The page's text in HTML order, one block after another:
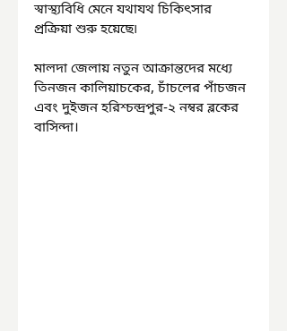
স্বাস্থ্যবিধি মেনে যথাযথ চিকিৎসার
প্রক্রিয়া শুরু হয়েছে৷
মালদা জেলায় নতুন আক্রান্তদের মধ্যে
তিনজন কালিয়াচকের, চাঁচলের পাঁচজন
এবং দুইজন হরিশ্চন্দ্রপুর-২ নম্বর ব্লকের
বাসিন্দা।